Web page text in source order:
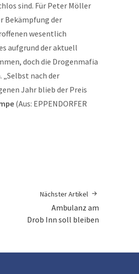
sind. Für Peter Möller
Bekämpfung der
wesentlich
aufgrund der aktuell
doch die Drogenmafia
nach der
Jahr blieb der Preis
(Aus: EPPENDORFER
Nächster Artikel
Ambulanz am
Drob Inn soll bleiben